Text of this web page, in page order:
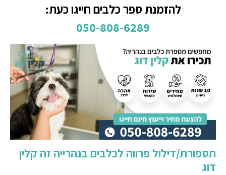
להזמנת ספר כלבים חייגו כעת:
050-808-6289
תספורת/דילול פרווה לכלבים בנהרייה זה קלין
דוג